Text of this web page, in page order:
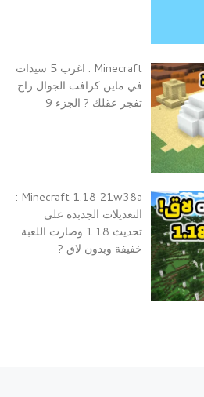
Minecraft : اغرب 5 سيدات
في ماين كرافت الجوال راح
تفجر عقلك ? الجزء 9
Minecraft 1.18 21w38a :
التعديلات الجدبدة على
تحديث 1.18 وصارت اللعبة
خفيفة وبدون لاق ?